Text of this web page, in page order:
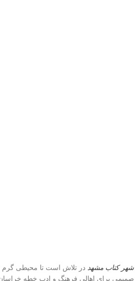
شهر کتاب مشهد در تلاش است تا محیطی گرم
صمیمی برای اهالی فرهنگ و ادبِ خطه